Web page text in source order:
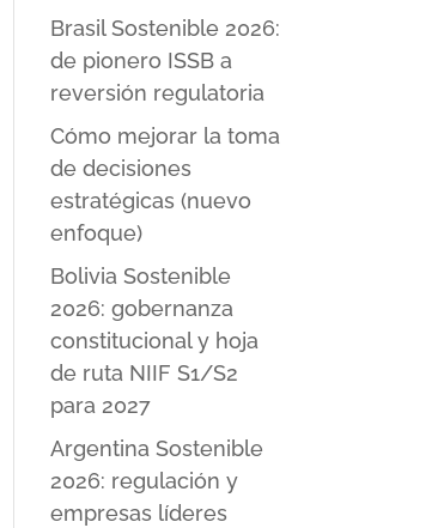
Brasil Sostenible 2026:
de pionero ISSB a
reversión regulatoria
Cómo mejorar la toma
de decisiones
estratégicas (nuevo
enfoque)
Bolivia Sostenible
2026: gobernanza
constitucional y hoja
de ruta NIIF S1/S2
para 2027
Argentina Sostenible
2026: regulación y
empresas líderes